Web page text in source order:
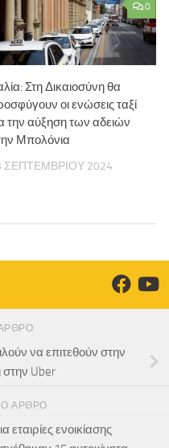
0
Στη Δικαιοσύνη θα
οι ενώσεις ταξί
την αύξηση των αδειών
Μπολόνια
ΣΕΠΤΕΜΒΡΊΟΥ 2024
να επιτεθούν στην
στην Uber
ΆΡΘΡΟ
εταιρίες ενοικίασης